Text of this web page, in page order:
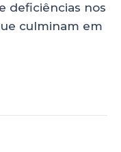
deficiências nos
culminam em